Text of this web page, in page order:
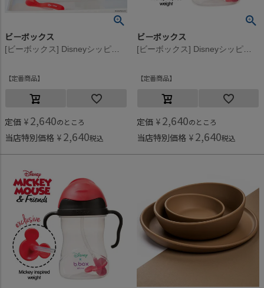
ビーボックス
[ビーボックス] Disneyシッピーカップ Woody
定番商品
定価 ¥ 2,640のところ
当店特別価格 ¥ 2,640税込
ビーボックス
[ビーボックス] Disneyシッピーカップ Minnie
定番商品
定価 ¥ 2,640のところ
当店特別価格 ¥ 2,640税込